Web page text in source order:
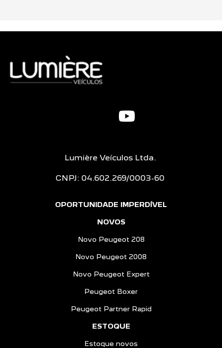
Lumière Veículos Ltda.
CNPJ: 04.602.269/0003-60
OPORTUNIDADE IMPERDÍVEL
NOVOS
Novo Peugeot 208
Novo Peugeot 2008
Novo Peugeot Expert
Peugeot Boxer
Peugeot Partner Rapid
ESTOQUE
Estoque novos